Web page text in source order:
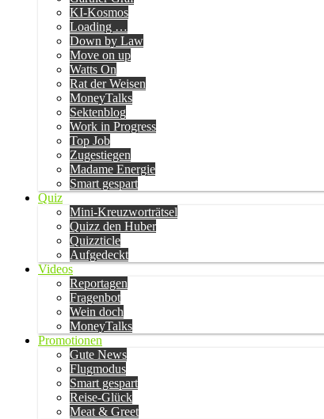
KI-Kosmos
Loading …
Down by Law
Move on up
Watts On
Rat der Weisen
MoneyTalks
Sektenblog
Work in Progress
Top Job
Zugestiegen
Madame Energie
Smart gespart
Quiz
Mini-Kreuzworträtsel
Quizz den Huber
Quizzticle
Aufgedeckt
Videos
Reportagen
Fragenbot
Wein doch
MoneyTalks
Promotionen
Gute News
Flugmodus
Smart gespart
Reise-Glück
Meat & Greet